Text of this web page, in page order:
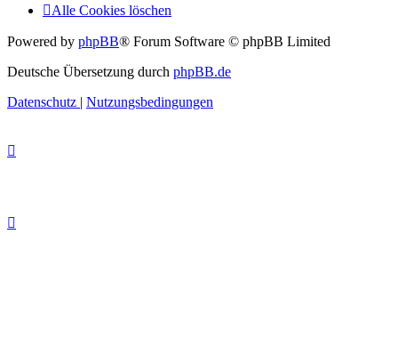
Alle Cookies löschen
Powered by phpBB® Forum Software © phpBB Limited
Deutsche Übersetzung durch phpBB.de
Datenschutz | Nutzungsbedingungen